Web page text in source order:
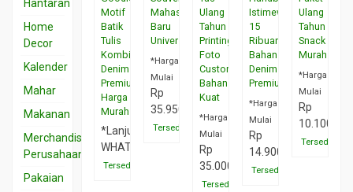
Motif
Batik
Tulis
Kombinasi
Denim
Premium,
Harga
Murah
*Lanjut
WHATSAPP
Tersedia
Mahasiswa
Baru
Universitas
*Harga
Mulai
Rp
35.950
Tersedia
Ulang
Tahun
Printing
Foto
Custom
Bahan
Kuat
*Harga
Mulai
Rp
35.000
Tersedia
Istimewa
15
Ribuan
Bahan
Denim
Premium
*Harga
Mulai
Rp
14.900
Tersedia
Ulang
Tahun
Snack
Murah
*Harga
Mulai
Rp
10.100
Tersedia
15.001
< 25
rb
Souvenir
< 50
rb
Souvenir
5.001
rb
–
2rb
Undangan
2.001-
3.001
–
5rb
Undangan
Hantaran
Home
Decor
Kalender
Mahar
Makanan
Merchandise
Perusahaan
Pakaian